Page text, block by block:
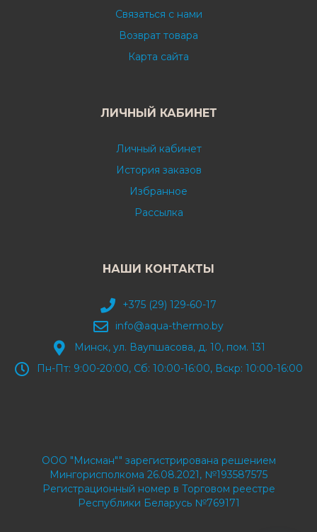
Связаться с нами
Возврат товара
Карта сайта
ЛИЧНЫЙ КАБИНЕТ
Личный кабинет
История заказов
Избранное
Рассылка
НАШИ КОНТАКТЫ
+375 (29) 129-60-17
info@aqua-thermo.by
Минск, ул. Ваупшасова, д. 10, пом. 131
Пн-Пт: 9:00-20:00, Сб: 10:00-16:00, Вскр: 10:00-16:00
ООО "Мисман"" зарегистрирована решением
Мингорисполкома 26.08.2021, №193587575
Регистрационный номер в Торговом реестре
Республики Беларусь №769171